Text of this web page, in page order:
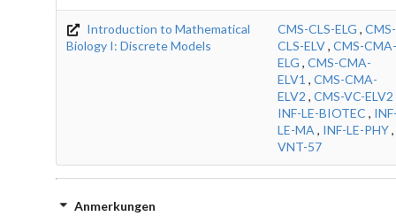
Introduction to Mathematical
Biology I: Discrete Models
CMS-CLS-ELG , CMS-
CLS-ELV, CMS-CMA-
ELG , CMS-CMA-
ELV1 , CMS-CMA-
ELV2 , CMS-VC-ELV2
INF-LE-BIOTEC ,
LE-MA , INF-LE-PHY,
VNT-57
Anmerkungen